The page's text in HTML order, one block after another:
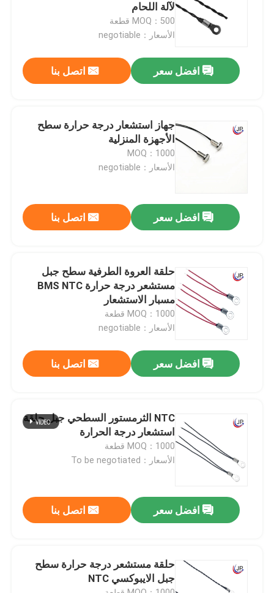
منتجات
عرض الواقع الافتراضي
معلومات عنا
مراقبة الجودة
اتصل بنا
مستشعر درجة الحرارة الطبية
مستشعر درجة الحرارة NTC
لآلة اللحام
MOQ：500 قطعة
الأسعار：negotiable
افضل سعر اتصل بنا
جهاز استشعار درجة حرارة سطح
الأجهزة المنزلية
MOQ：1000
الأسعار：negotiable
افضل سعر اتصل بنا
حلقة العروة الطرفية سطح جبل
مستشعر درجة حرارة BMS NTC
مسبار الاستشعار
MOQ：1000 قطعة
الأسعار：negotiable
افضل سعر اتصل بنا
NTC الثرمستور السطحي جبل حلقة
استشعار درجة الحرارة
MOQ：1000 قطعة
الأسعار：To be negotiated
افضل سعر اتصل بنا
حلقة مستشعر درجة حرارة سطح
جبل الايبوكسي NTC